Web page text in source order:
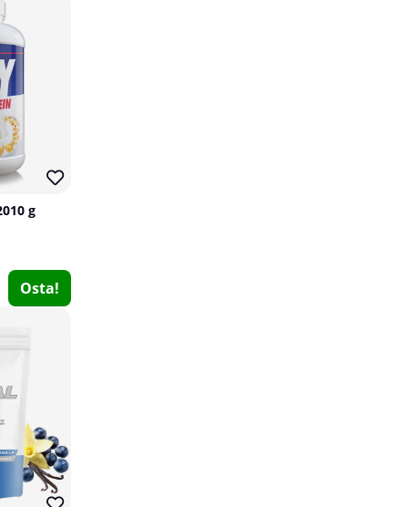
g
Osta!